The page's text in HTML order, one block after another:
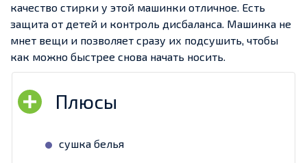
качество стирки у этой машинки отличное. Есть
защита от детей и контроль дисбаланса. Машинка не
мнет вещи и позволяет сразу их подсушить, чтобы
как можно быстрее снова начать носить.
сушка белья